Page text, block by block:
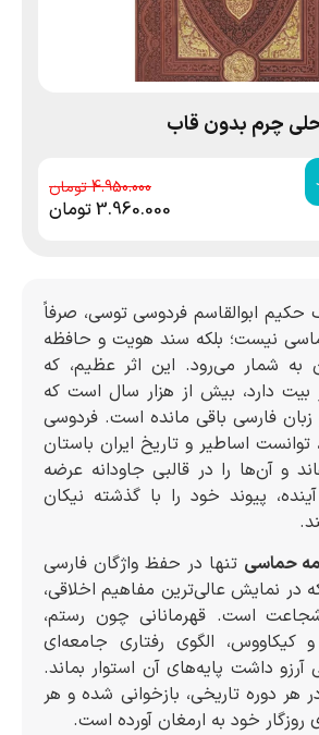
چرم بدون قاب
4.950.000
3.960.000تومان
حکیم ابوالقاسم فردوسی توسی، صرفاً
نیست؛ بلکه سند هویت و حافظه
به شمار می‌رود. این اثر عظیم، که
دارد، بیش از هزار سال است که
زبان فارسی باقی مانده است. فردوسی
توانست اساطیر و تاریخ ایران باستان
و آن‌ها را در قالبی جاودانه عرضه
پیوند خود را با گذشته نیکان
حماسی تنها در حفظ واژگان فارسی
در نمایش عالی‌ترین مفاهیم اخلاقی،
است. قهرمانانی چون رستم،
کیکاووس، الگوی رفتاری جامعه‌ای
داشت پایه‌های آن استوار بماند.
هر دوره تاریخی، بازخوانی شده و هر
روزگار خود به ارمغان آورده است.